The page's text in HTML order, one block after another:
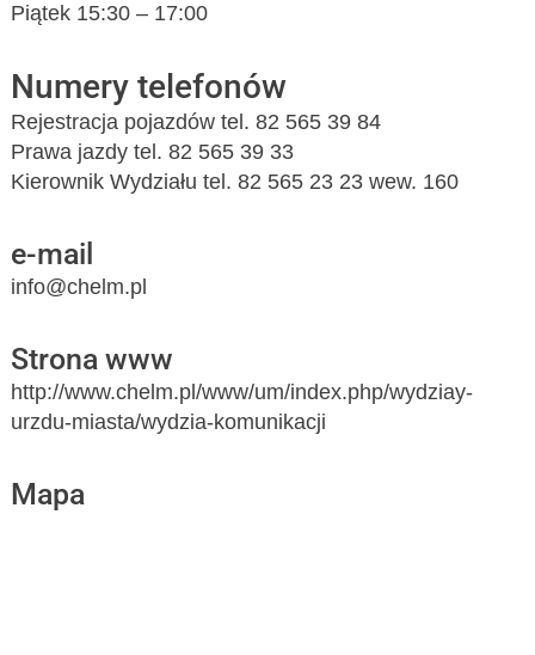
Piątek 15:30 – 17:00
Numery telefonów
Rejestracja pojazdów tel. 82 565 39 84
Prawa jazdy tel. 82 565 39 33
Kierownik Wydziału tel. 82 565 23 23 wew. 160
e-mail
info@chelm.pl
Strona www
http://www.chelm.pl/www/um/index.php/wydziay-
urzdu-miasta/wydzia-komunikacji
Mapa